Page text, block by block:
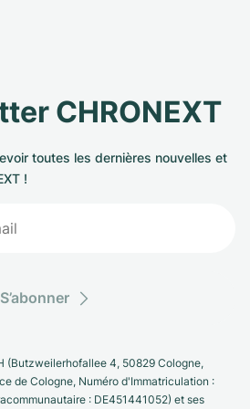
CHRONEXT
toutes les dernières nouvelles et
!
S’abonner
(Butzweilerhofallee 4, 50829 Cologne,
de Cologne, Numéro d'Immatriculation :
: DE451441052) et ses